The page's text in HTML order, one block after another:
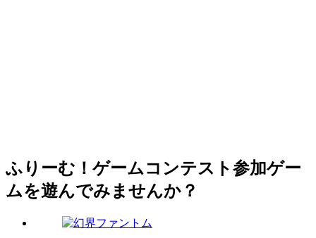
ふりーむ！ゲームコンテスト参加ゲー
ムを遊んでみませんか？